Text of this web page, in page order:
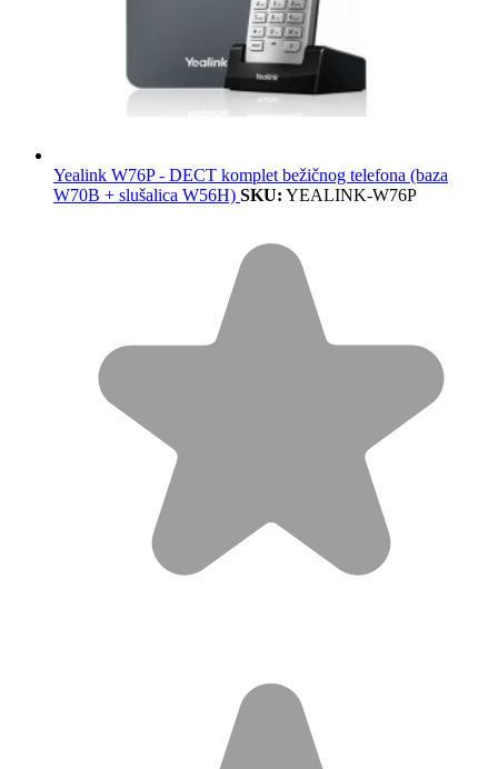
Yealink W76P - DECT komplet bežičnog telefona (baza
W70B + slušalica W56H) SKU: YEALINK-W76P